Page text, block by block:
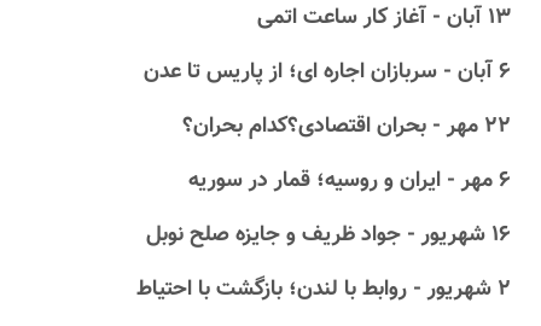
۱۳ آبان - آغاز کار ساعت اتمی
۶ آبان - سربازان اجاره ای؛ از پاریس تا عدن
۲۲ مهر - بحران اقتصادی؟کدام بحران؟
۶ مهر - ایران و روسیه؛ قمار در سوریه
۱۶ شهریور - جواد ظریف و جایزه صلح نوبل
۲ شهریور - روابط با لندن؛ بازگشت با احتیاط